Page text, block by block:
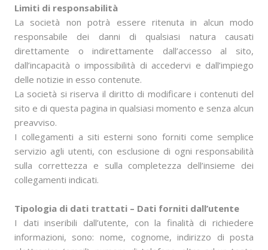
Limiti di responsabilità
La società non potrà essere ritenuta in alcun modo
responsabile dei danni di qualsiasi natura causati
direttamente o indirettamente dall’accesso al sito,
dall’incapacità o impossibilità di accedervi e dall’impiego
delle notizie in esso contenute.
La società si riserva il diritto di modificare i contenuti del
sito e di questa pagina in qualsiasi momento e senza alcun
preavviso.
I collegamenti a siti esterni sono forniti come semplice
servizio agli utenti, con esclusione di ogni responsabilità
sulla correttezza e sulla completezza dell’insieme dei
collegamenti indicati.
Tipologia di dati trattati – Dati forniti dall’utente
I dati inseribili dall’utente, con la finalità di richiedere
informazioni, sono: nome, cognome, indirizzo di posta